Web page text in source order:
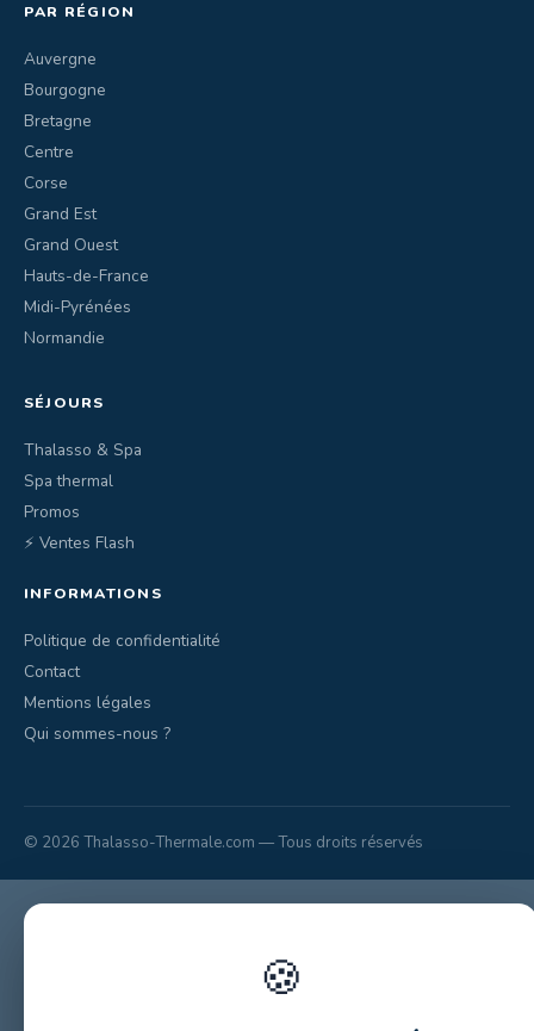
PAR RÉGION
Auvergne
Bourgogne
Bretagne
Centre
Corse
Grand Est
Grand Ouest
Hauts-de-France
Midi-Pyrénées
Normandie
SÉJOURS
Thalasso & Spa
Spa thermal
Promos
⚡ Ventes Flash
INFORMATIONS
Politique de confidentialité
Contact
Mentions légales
Qui sommes-nous ?
© 2026 Thalasso-Thermale.com — Tous droits réservés
🍪